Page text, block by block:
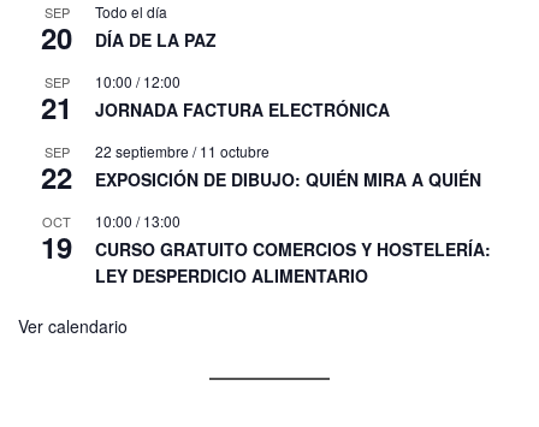
SEP
20
Todo el día
DÍA DE LA PAZ
SEP
21
10:00 /12:00
JORNADA FACTURA ELECTRÓNICA
SEP
22
22 septiembre /11 octubre
EXPOSICIÓN DE DIBUJO: QUIÉN MIRA A QUIÉN
OCT
19
10:00 /13:00
CURSO GRATUITO COMERCIOS Y HOSTELERÍA:
LEY DESPERDICIO ALIMENTARIO
Ver calendario